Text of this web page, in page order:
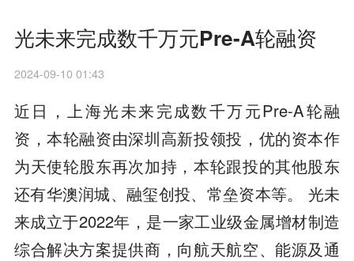
光未来完成数千万元Pre-A轮融资
2024-09-10 01:43
近日，上海光未来完成数千万元Pre-A轮融
资，本轮融资由深圳高新投领投，优的资本作
为天使轮股东再次加持，本轮跟投的其他股东
还有华澳润城、融玺创投、常垒资本等。 光未
来成立于2022年，是一家工业级金属增材制造
综合解决方案提供商，向航天航空、能源及通